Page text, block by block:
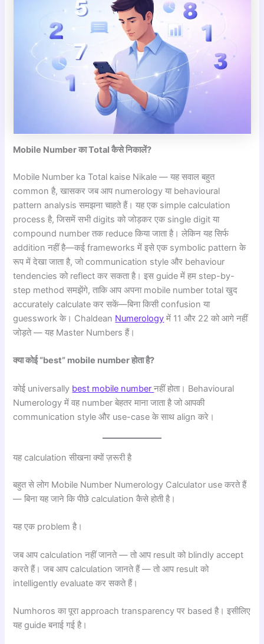
Mobile Number का Total कैसे निकालें?
Mobile Number ka Total kaise Nikale — यह सवाल बहुत
common है, खासकर जब आप numerology या behavioural
pattern analysis समझना चाहते हैं। यह एक simple calculation
process है, जिसमें सभी digits को जोड़कर एक single digit या
compound number तक reduce किया जाता है। लेकिन यह सिर्फ
addition नहीं है—कई frameworks में इसे एक symbolic pattern के
रूप में देखा जाता है, जो communication style और behaviour
tendencies को reflect कर सकता है। इस guide में हम step-by-
step method समझेंगे, ताकि आप अपना mobile number total खुद
accurately calculate कर सकें—बिना किसी confusion या
guesswork के। Chaldean Numerology में 11 और 22 को आगे नहीं
जोड़ते — यह Master Numbers हैं।
क्या कोई “best” mobile number होता है?
कोई universally best mobile numberनहीं होता। Behavioural
Numerology में वह number बेहतर माना जाता है जो आपकी
communication style और use-case के साथ align करे।
यह calculation सीखना क्यों ज़रूरी है
बहुत से लोग Mobile Number Numerology Calculator use करते हैं
— बिना यह जाने कि पीछे calculation कैसे होती है।
यह एक problem है।
जब आप calculation नहीं जानते — तो आप result को blindly accept
करते हैं। जब आप calculation जानते हैं — तो आप result को
intelligently evaluate कर सकते हैं।
Numhoros का पूरा approach transparency पर based है। इसीलिए
यह guide बनाई गई है।